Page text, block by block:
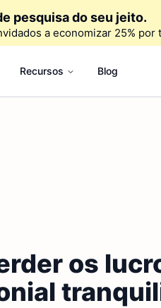
pesquisa do seu jeito.
a economizar 25% por
Recursos Blog
os